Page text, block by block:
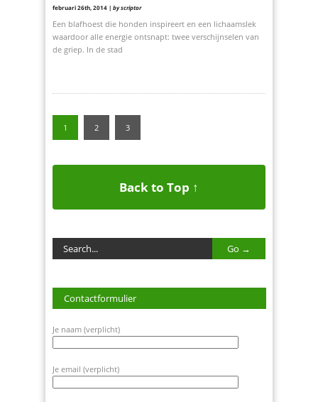
februari 26th, 2014 | by scriptor
Een blafhoest die honden inspireert en een lichaamslek
waardoor alle energie ontsnapt: twee verschijnselen van
de griep. In de stad
1 2 3
Back to Top ↑
Contactformulier
Je naam (verplicht)
Je email (verplicht)